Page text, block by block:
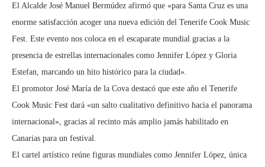
El Alcalde José Manuel Bermúdez afirmó que «para Santa Cruz es una
enorme satisfacción acoger una nueva edición del Tenerife Cook Music
Fest. Este evento nos coloca en el escaparate mundial gracias a la
presencia de estrellas internacionales como Jennifer López y Gloria
Estefan, marcando un hito histórico para la ciudad».
El promotor José María de la Cova destacó que este año el Tenerife
Cook Music Fest dará «un salto cualitativo definitivo hacia el panorama
internacional», gracias al recinto más amplio jamás habilitado en
Canarias para un festival.
El cartel artístico reúne figuras mundiales como Jennifer López, única